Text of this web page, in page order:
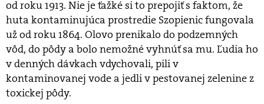
od roku 1913. Nie je ťažké si to prepojiť s faktom, že
huta kontaminujúca prostredie Szopienic fungovala
už od roku 1864. Olovo prenikalo do podzemných
vôd, do pôdy a bolo nemožné vyhnúť sa mu. Ľudia ho
v denných dávkach vdychovali, pili v
kontaminovanej vode a jedli v pestovanej zelenine z
toxickej pôdy.